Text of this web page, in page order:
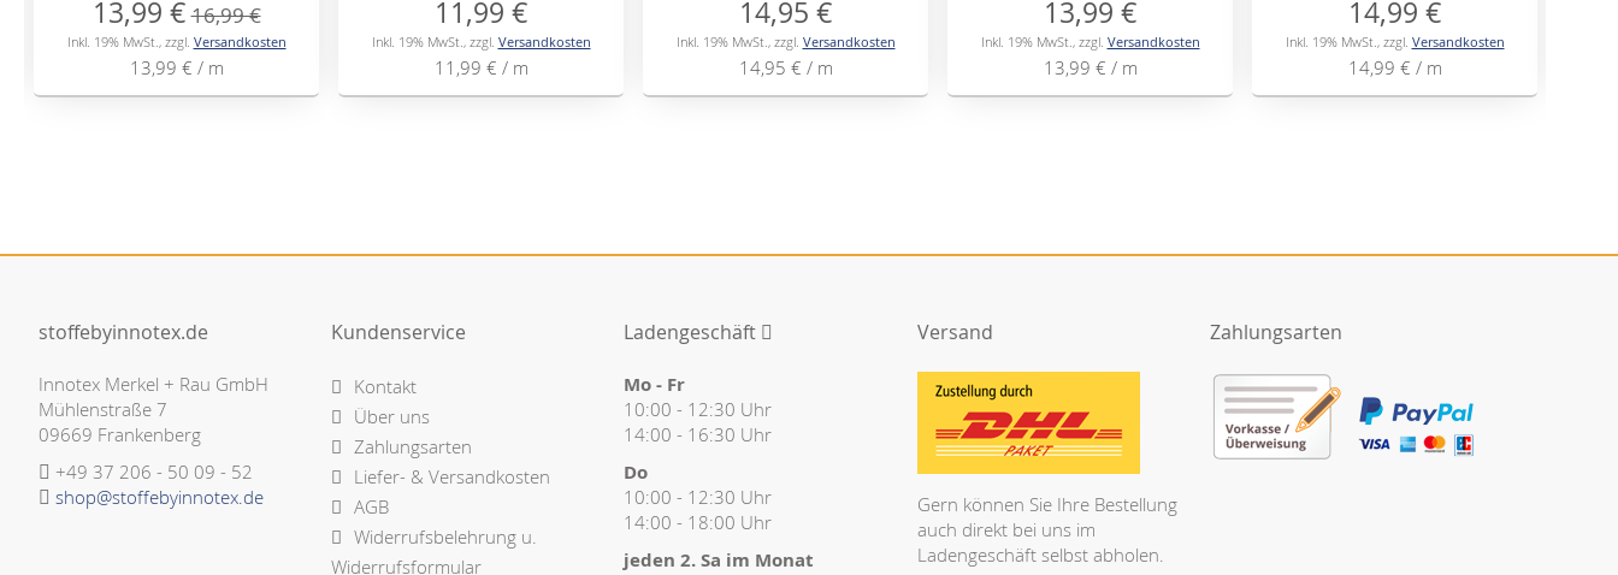
13,99 €16,99 €
Inkl. 19% MwSt., zzgl. Versandkosten
13,99 € / m
11,99 €
Inkl. 19% MwSt., zzgl. Versandkosten
11,99 € / m
14,95 €
Inkl. 19% MwSt., zzgl. Versandkosten
14,95 € / m
13,99 €
Inkl. 19% MwSt., zzgl. Versandkosten
13,99 € / m
14,99 €
Inkl. 19% MwSt., zzgl. Versandkosten
14,99 € / m
stoffebyinnotex.de
Innotex Merkel + Rau GmbH
Mühlenstraße 7
09669 Frankenberg
+49 37 206 - 50 09 - 52
shop@stoffebyinnotex.de
Kundenservice
Kontakt
Über uns
Zahlungsarten
Liefer- & Versandkosten
AGB
Widerrufsbelehrung u.
Widerrufsformular
Ladengeschäft
Mo - Fr
10:00 - 12:30 Uhr
14:00 - 16:30 Uhr
Do
10:00 - 12:30 Uhr
14:00 - 18:00 Uhr
jeden 2. Sa im Monat
Versand
Gern können Sie Ihre Bestellung
auch direkt bei uns im
Ladengeschäft selbst abholen.
Zahlungsarten